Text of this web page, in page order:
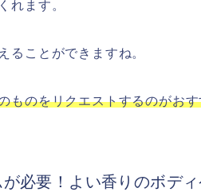
れます。
ることができますね。
ものをリクエストするのがお
必要！よい香りのボデ